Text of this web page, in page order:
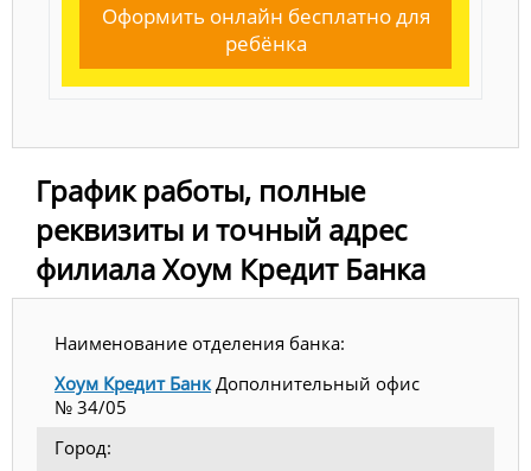
Оформить онлайн бесплатно для
ребёнка
График работы, полные
реквизиты и точный адрес
филиала Хоум Кредит Банка
Наименование отделения банка:
Хоум Кредит БанкДополнительный офис
№ 34/05
Город: